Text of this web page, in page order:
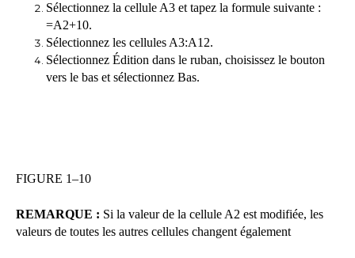
Sélectionnez la cellule A3 et tapez la formule suivante :
=A2+10.
Sélectionnez les cellules A3:A12.
Sélectionnez Édition dans le ruban, choisissez le bouton
vers le bas et sélectionnez Bas.
FIGURE 1–10
REMARQUE : Si la valeur de la cellule A2 est modifiée, les
valeurs de toutes les autres cellules changent également